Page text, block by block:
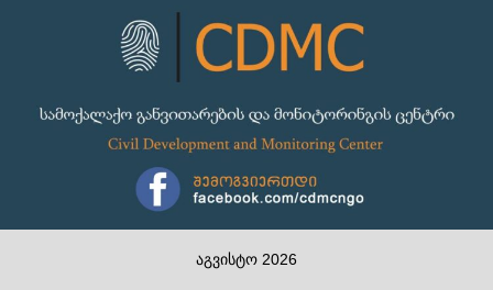
აგვისტო 2026